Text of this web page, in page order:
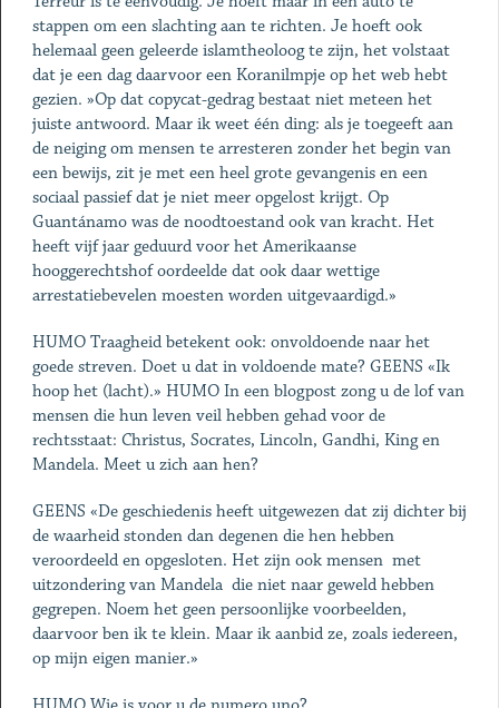
stappen om een slachting aan te richten. Je hoeft ook
helemaal geen geleerde islamtheoloog te zijn, het volstaat
dat je een dag daarvoor een Koranilmpje op het web hebt
gezien. »Op dat copycat-gedrag bestaat niet meteen het
juiste antwoord. Maar ik weet één ding: als je toegeeft aan
de neiging om mensen te arresteren zonder het begin van
een bewijs, zit je met een heel grote gevangenis en een
sociaal passief dat je niet meer opgelost krijgt. Op
Guantánamo was de noodtoestand ook van kracht. Het
heeft vijf jaar geduurd voor het Amerikaanse
hooggerechtshof oordeelde dat ook daar wettige
arrestatiebevelen moesten worden uitgevaardigd.»
HUMO Traagheid betekent ook: onvoldoende naar het
goede streven. Doet u dat in voldoende mate? GEENS «Ik
hoop het (lacht).» HUMO In een blogpost zong u de lof van
mensen die hun leven veil hebben gehad voor de
rechtsstaat: Christus, Socrates, Lincoln, Gandhi, King en
Mandela. Meet u zich aan hen?
GEENS «De geschiedenis heeft uitgewezen dat zij dichter bij
de waarheid stonden dan degenen die hen hebben
veroordeeld en opgesloten. Het zijn ook mensen ­ met
uitzondering van Mandela ­ die niet naar geweld hebben
gegrepen. Noem het geen persoonlijke voorbeelden,
daarvoor ben ik te klein. Maar ik aanbid ze, zoals iedereen,
op mijn eigen manier.»